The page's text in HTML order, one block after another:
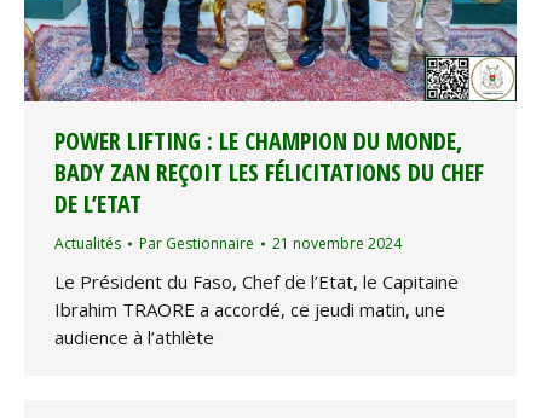
POWER LIFTING : LE CHAMPION DU MONDE,
BADY ZAN REÇOIT LES FÉLICITATIONS DU CHEF
DE L’ETAT
Actualités Par Gestionnaire 21 novembre 2024
Le Président du Faso, Chef de l’Etat, le Capitaine
Ibrahim TRAORE a accordé, ce jeudi matin, une
audience à l’athlète